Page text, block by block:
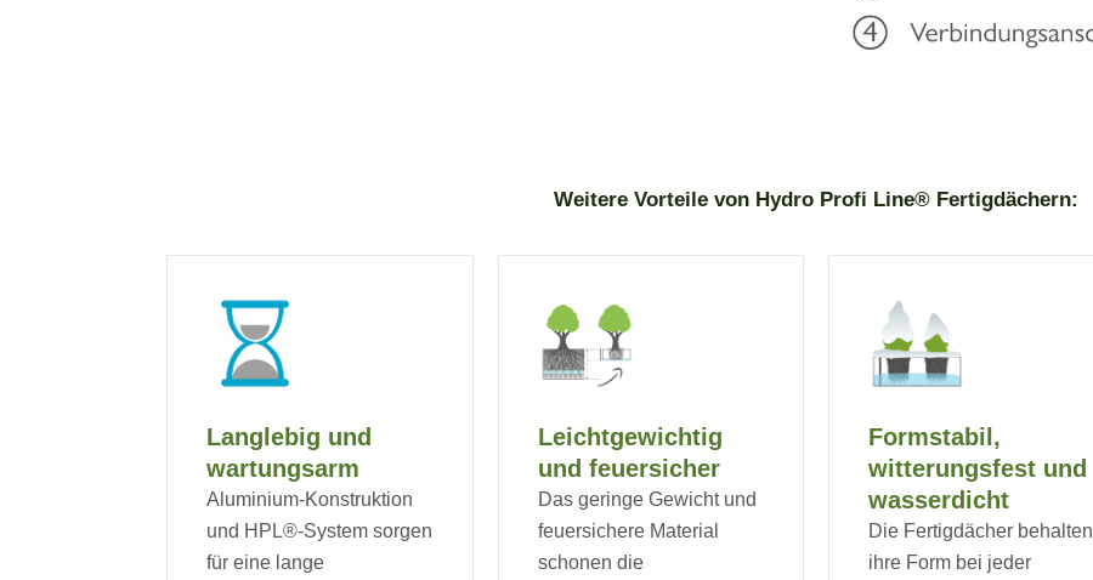
Weitere Vorteile von Hydro Profi Line® Fertigdächern:
Langlebig und
wartungsarm
Aluminium-Konstruktion
und HPL®-System sorgen
für eine lange
Leichtgewichtig
und feuersicher
Das geringe Gewicht und
feuersichere Material
schonen die
Formstabil,
witterungsfest und
wasserdicht
Die Fertigdächer behalten
ihre Form bei jeder